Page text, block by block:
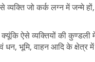
जो कर्क लग्न में जन्मे हों,
ऐसे व्यक्तियों की
धन, भूमि, वाहन आदि के क्षेत्र